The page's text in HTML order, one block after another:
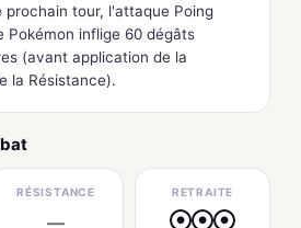
prochain tour, l'attaque Poing
Pokémon inflige 60 dégâts
(avant application de la
la Résistance).
RÉSISTANCE
—
RETRAITE
● ● ●